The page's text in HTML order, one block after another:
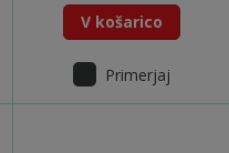
V košarico
Primerjaj